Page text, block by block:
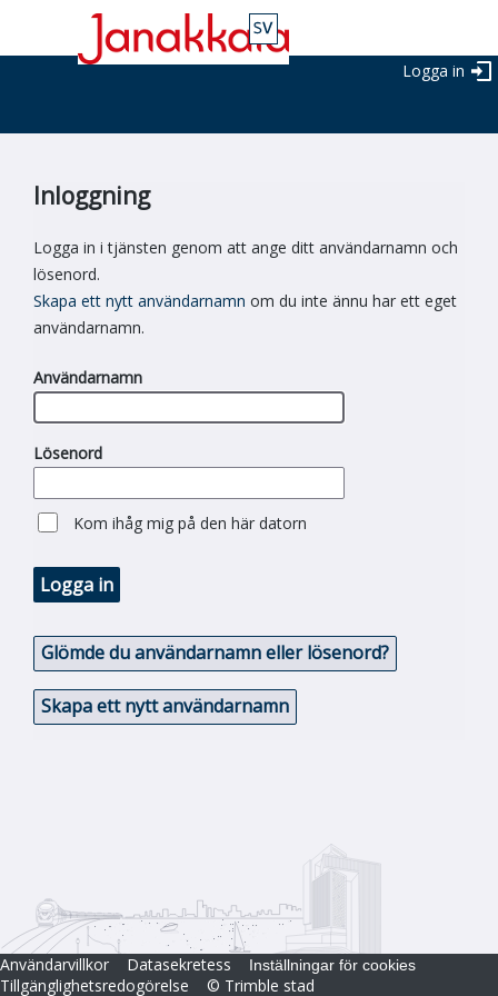
Logga in
Inloggning
Logga in i tjänsten genom att ange ditt användarnamn och
lösenord.
Skapa ett nytt användarnamn om du inte ännu har ett eget
användarnamn.
Användarnamn
Lösenord
Kom ihåg mig på den här datorn
Logga in
Glömde du användarnamn eller lösenord?
Skapa ett nytt användarnamn
Användarvillkor Datasekretess Inställningar för cookies
Tillgänglighetsredogörelse © Trimble stad